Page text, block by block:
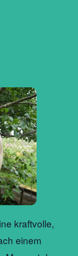
kraftvolle,
einem